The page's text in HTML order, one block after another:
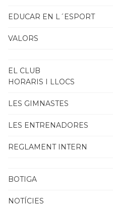
EDUCAR EN L´ESPORT
VALORS
EL CLUB
HORARIS I LLOCS
LES GIMNASTES
LES ENTRENADORES
REGLAMENT INTERN
BOTIGA
NOTÍCIES